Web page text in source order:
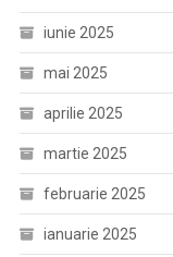
iunie 2025
mai 2025
aprilie 2025
martie 2025
februarie 2025
ianuarie 2025